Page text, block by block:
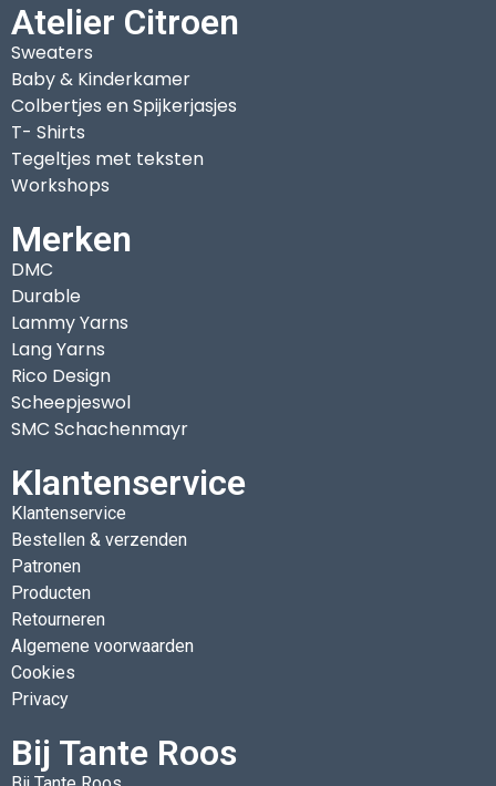
Atelier Citroen
Sweaters
Baby & Kinderkamer
Colbertjes en Spijkerjasjes
T- Shirts
Tegeltjes met teksten
Workshops
Merken
DMC
Durable
Lammy Yarns
Lang Yarns
Rico Design
Scheepjeswol
SMC Schachenmayr
Klantenservice
Klantenservice
Bestellen & verzenden
Patronen
Producten
Retourneren
Algemene voorwaarden
Cookies
Privacy
Bij Tante Roos